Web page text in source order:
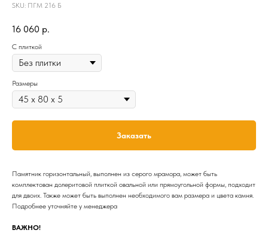
SKU: ПГМ 216 Б
16 060 р.
C плиткой
Размеры
Заказать
Памятник горизонтальный, выполнен из серого мрамора, может быть
комплектован долеритовой плиткой овальной или прямоугольной формы, подходит
для двоих. Также может быть выполнен необходимого вам размера и цвета камня.
Подробнее уточняйте у менеджера
ВАЖНО!